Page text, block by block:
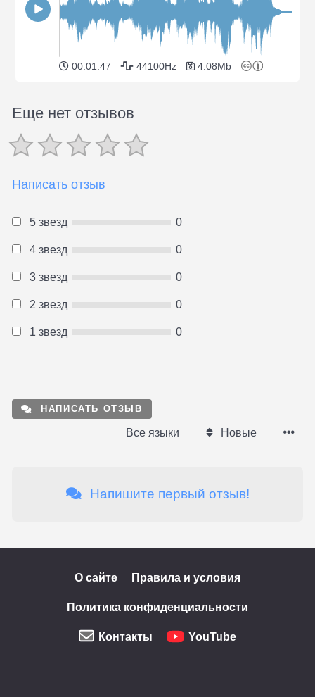
00:01:47 44100Hz 4.08Mb
Еще нет отзывов
Написать отзыв
5 звезд 0
4 звезд 0
3 звезд 0
2 звезд 0
1 звезд 0
НАПИСАТЬ ОТЗЫВ
Все языки Новые
Напишите первый отзыв!
О сайте Правила и условия
Политика конфиденциальности
Контакты YouTube